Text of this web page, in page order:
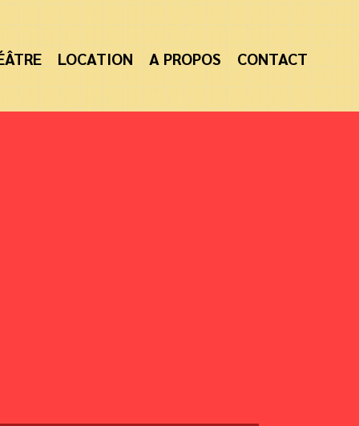
LOCATION A PROPOS CONTACT